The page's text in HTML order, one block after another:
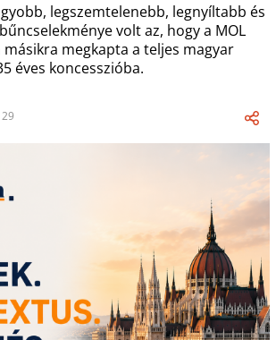
legszemtelenebb, legnyíltabb és
volt az, hogy a MOL
megkapta a teljes magyar
éves koncesszióba.
29